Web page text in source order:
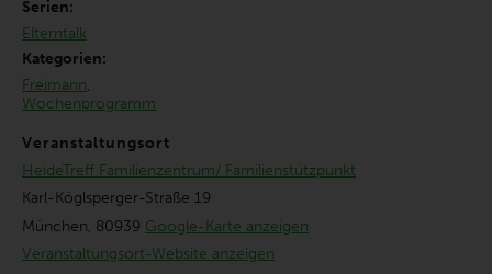
Serien:
Elterntalk
Kategorien:
Freimann,
Wochenprogramm
Veranstaltungsort
HeideTreff Familienzentrum/ Familienstützpunkt
Karl-Köglsperger-Straße 19
München, 80939 Google-Karte anzeigen
Veranstaltungsort-Website anzeigen